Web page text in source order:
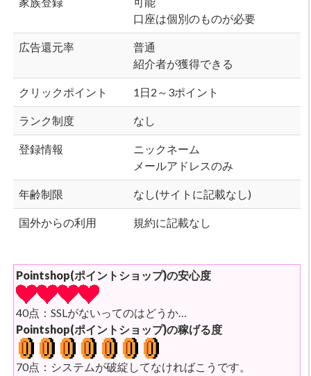
口座は個別のものが必要
広告還元率
普通
紹介者が獲得できる
クリックポイント 1日2～3ポイント
ランク制度 なし
登録情報
ニックネーム
メールアドレスのみ
年齢制限 なし(サイトに記載なし)
国外からの利用 規約に記載なし
Pointshop(ポイントショップ)の安心度
40点：SSLがないってのはどうか…
Pointshop(ポイントショップ)の稼げる度
70点：システムが破綻してなければこうです。